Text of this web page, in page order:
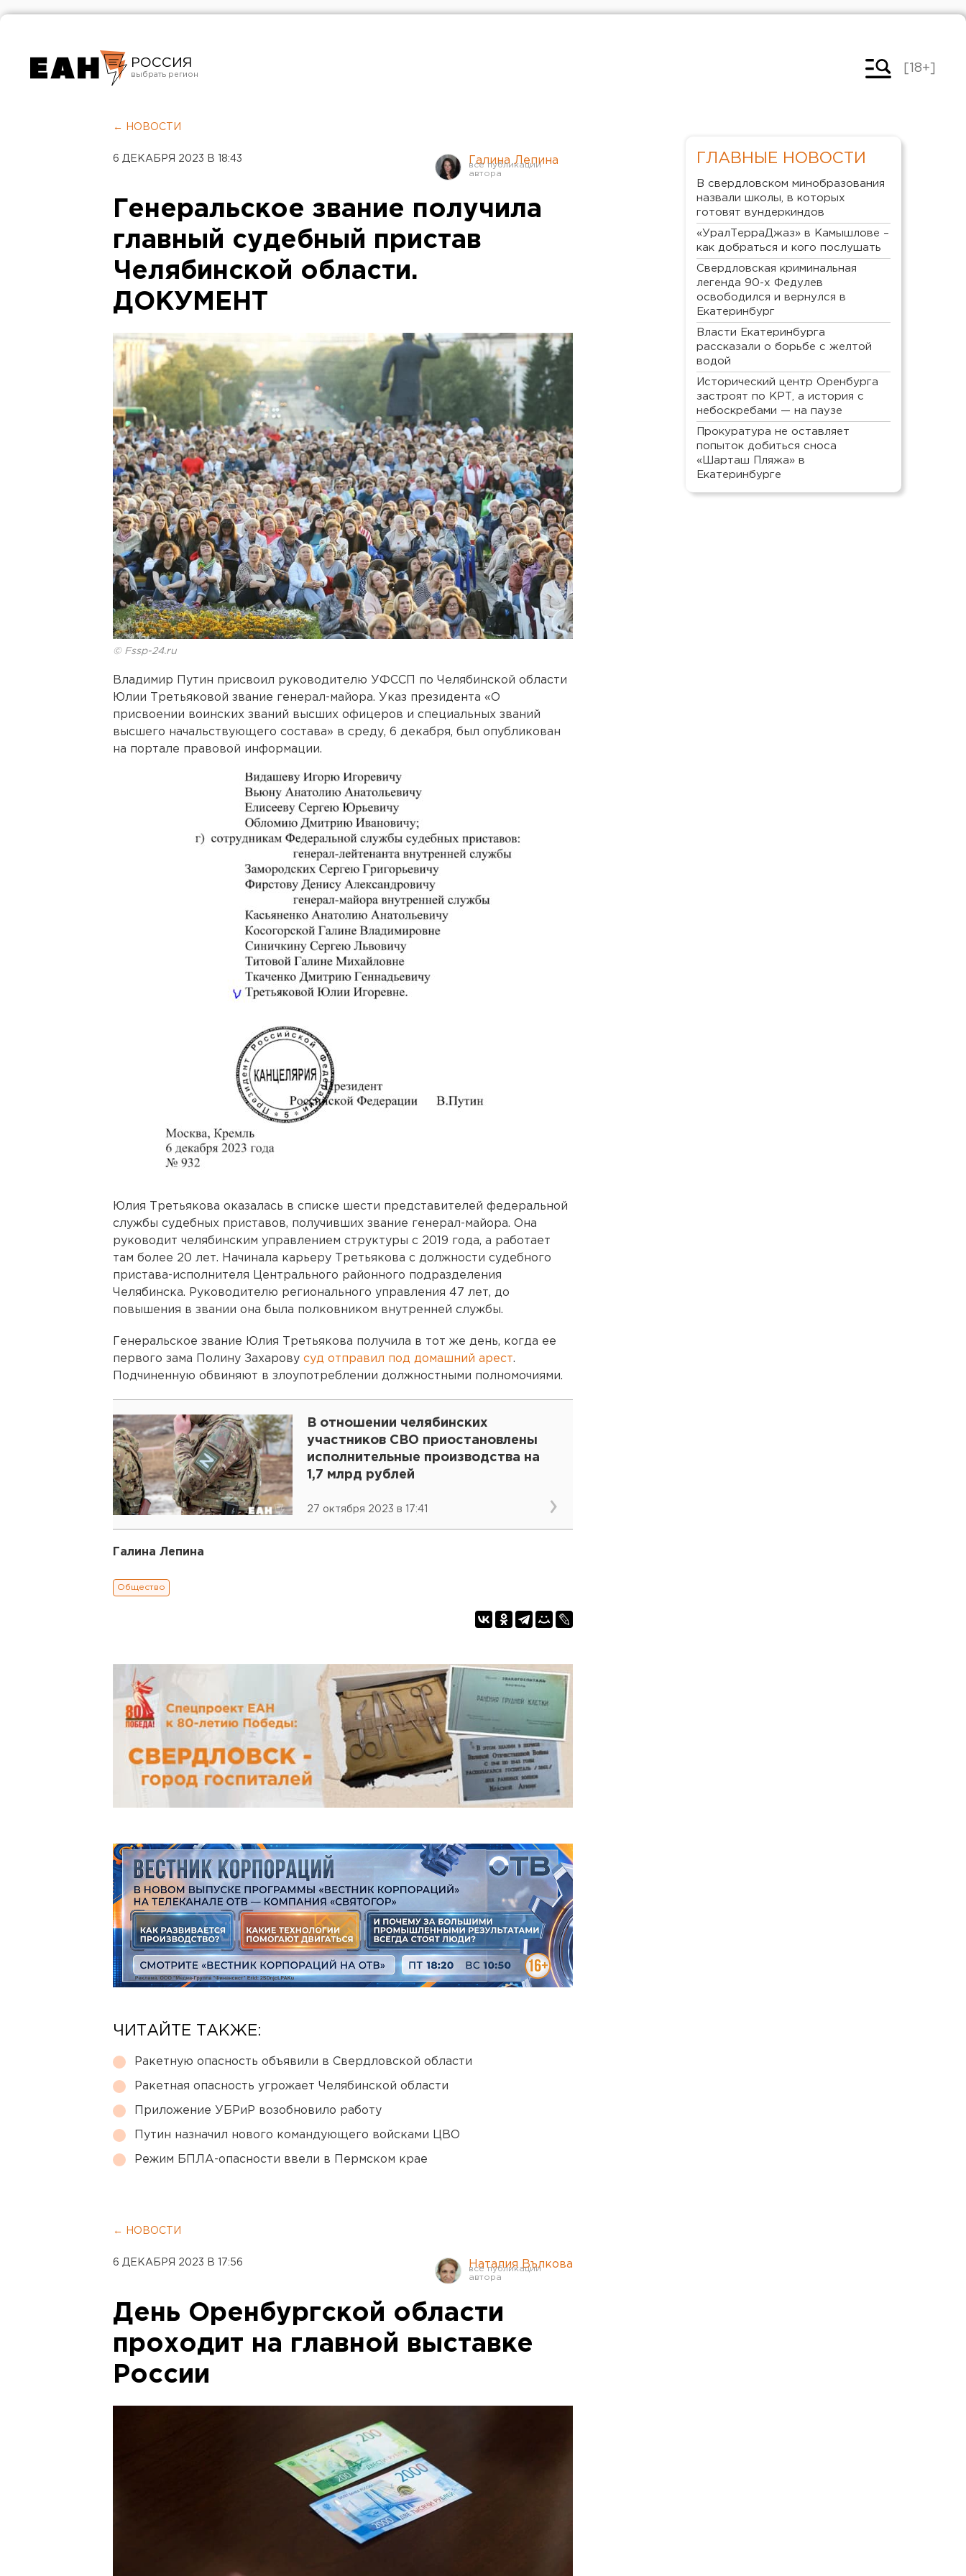
РОССИЯ
Челябинск
[18+]
← НОВОСТИ
6 ДЕКАБРЯ 2023 В 18:43 Галина Лепина
Генеральское звание получила
главный судебный пристав
Челябинской области.
ДОКУМЕНТ
© Fssp-24.ru
Владимир Путин присвоил руководителю УФССП по Челябинской области
Юлии Третьяковой звание генерал-майора. Указ президента «О
присвоении воинских званий высших офицеров и специальных званий
высшего начальствующего состава» в среду, 6 декабря, был опубликован
на портале правовой информации.
Юлия Третьякова оказалась в списке шести представителей федеральной
службы судебных приставов, получивших звание генерал-майора. Она
руководит челябинским управлением структуры с 2019 года, а работает
там более 20 лет. Начинала карьеру Третьякова с должности судебного
пристава-исполнителя Центрального районного подразделения
Челябинска. Руководителю регионального управления 47 лет, до
повышения в звании она была полковником внутренней службы.
Генеральское звание Юлия Третьякова получила в тот же день, когда ее
первого зама Полину Захарову суд отправил под домашний арест.
Подчиненную обвиняют в злоупотреблении должностными полномочиями.
В отношении челябинских
участников СВО приостановлены
исполнительные производства на
1,7 млрд рублей
27 октября 2023 в 17:41
Галина Лепина
Общество
ЧИТАЙТЕ ТАКЖЕ:
Ракетную опасность объявили в Свердловской области
Ракетная опасность угрожает Челябинской области
Приложение УБРиР возобновило работу
Путин назначил нового командующего войсками ЦВО
Режим БПЛА-опасности ввели в Пермском крае
← НОВОСТИ
6 ДЕКАБРЯ 2023 В 17:56 Наталия Вълкова
День Оренбургской области
проходит на главной выставке
России
ГЛАВНЫЕ НОВОСТИ
В свердловском минобразования
назвали школы, в которых
готовят вундеркиндов
«УралТерраДжаз» в Камышлове –
как добраться и кого послушать
Свердловская криминальная
легенда 90-х Федулев
освободился и вернулся в
Екатеринбург
Власти Екатеринбурга
рассказали о борьбе с желтой
водой
Исторический центр Оренбурга
застроят по КРТ, а история с
небоскребами — на паузе
Прокуратура не оставляет
попыток добиться сноса
«Шарташ Пляжа» в
Екатеринбурге